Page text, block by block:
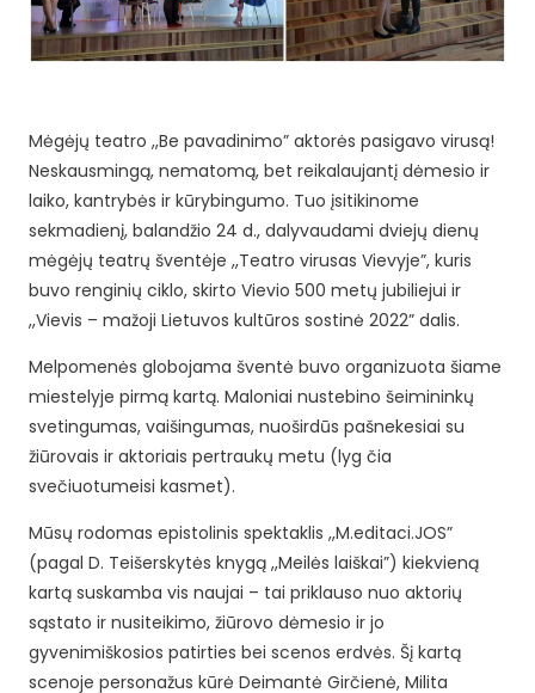
Mėgėjų teatro ,,Be pavadinimo” aktorės pasigavo virusą!
Neskausmingą, nematomą, bet reikalaujantį dėmesio ir
laiko, kantrybės ir kūrybingumo. Tuo įsitikinome
sekmadienį, balandžio 24 d., dalyvaudami dviejų dienų
mėgėjų teatrų šventėje ,,Teatro virusas Vievyje”, kuris
buvo renginių ciklo, skirto Vievio 500 metų jubiliejui ir
,,Vievis – mažoji Lietuvos kultūros sostinė 2022” dalis.
Melpomenės globojama šventė buvo organizuota šiame
miestelyje pirmą kartą. Maloniai nustebino šeimininkų
svetingumas, vaišingumas, nuoširdūs pašnekesiai su
žiūrovais ir aktoriais pertraukų metu (lyg čia
svečiuotumeisi kasmet).
Mūsų rodomas epistolinis spektaklis ,,M.editaci.JOS”
(pagal D. Teišerskytės knygą ,,Meilės laiškai”) kiekvieną
kartą suskamba vis naujai – tai priklauso nuo aktorių
sąstato ir nusiteikimo, žiūrovo dėmesio ir jo
gyvenimiškosios patirties bei scenos erdvės. Šį kartą
scenoje personažus kūrė Deimantė Girčienė, Milita